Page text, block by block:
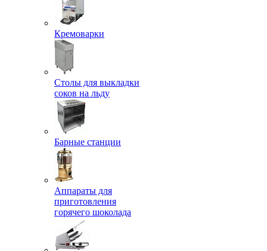
Кремоварки
Столы для выкладки
соков на льду
Барные станции
Аппараты для
приготовления
горячего шоколада